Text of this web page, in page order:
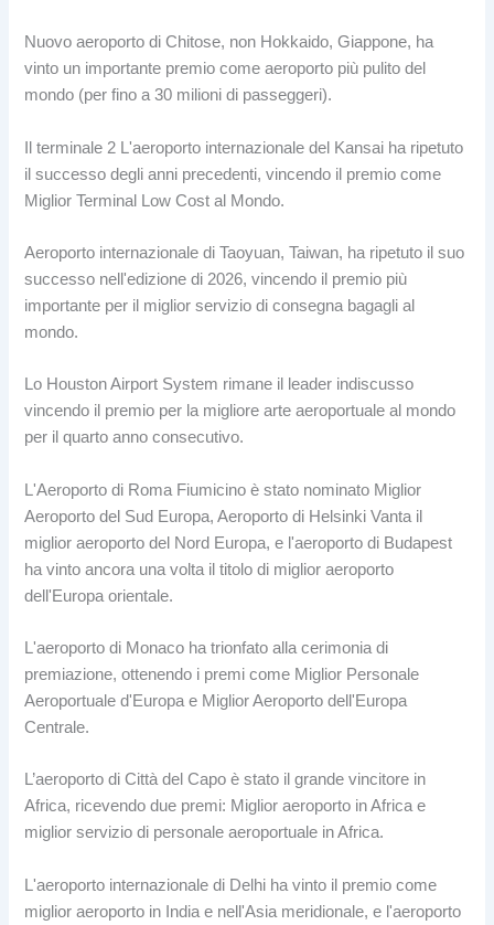
Nuovo aeroporto di Chitose, non Hokkaido, Giappone, ha
vinto un importante premio come aeroporto più pulito del
mondo (per fino a 30 milioni di passeggeri).
Il terminale 2 L'aeroporto internazionale del Kansai ha ripetuto
il successo degli anni precedenti, vincendo il premio come
Miglior Terminal Low Cost al Mondo.
Aeroporto internazionale di Taoyuan, Taiwan, ha ripetuto il suo
successo nell'edizione di 2026, vincendo il premio più
importante per il miglior servizio di consegna bagagli al
mondo.
Lo Houston Airport System rimane il leader indiscusso
vincendo il premio per la migliore arte aeroportuale al mondo
per il quarto anno consecutivo.
L'Aeroporto di Roma Fiumicino è stato nominato Miglior
Aeroporto del Sud Europa, Aeroporto di Helsinki Vanta il
miglior aeroporto del Nord Europa, e l'aeroporto di Budapest
ha vinto ancora una volta il titolo di miglior aeroporto
dell'Europa orientale.
L'aeroporto di Monaco ha trionfato alla cerimonia di
premiazione, ottenendo i premi come Miglior Personale
Aeroportuale d'Europa e Miglior Aeroporto dell'Europa
Centrale.
L’aeroporto di Città del Capo è stato il grande vincitore in
Africa, ricevendo due premi: Miglior aeroporto in Africa e
miglior servizio di personale aeroportuale in Africa.
L'aeroporto internazionale di Delhi ha vinto il premio come
miglior aeroporto in India e nell'Asia meridionale, e l'aeroporto